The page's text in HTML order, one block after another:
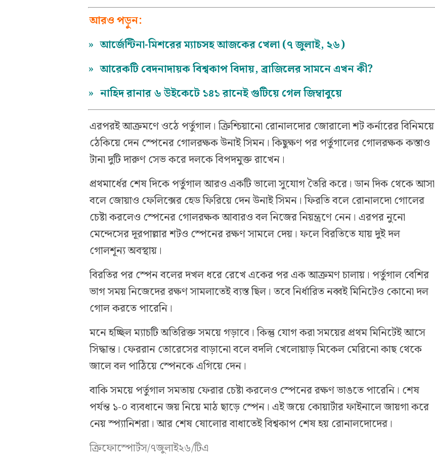
আরও পড়ুন:
» আর্জেন্টিনা-মিশরের ম্যাচসহ আজকের খেলা (৭ জুলাই, ২৬)
» আরেকটি বেদনাদায়ক বিশ্বকাপ বিদায়, ব্রাজিলের সামনে এখন কী?
» নাহিদ রানার ৬ উইকেটে ১৪১ রানেই গুটিয়ে গেল জিম্বাবুয়ে
এরপরই আক্রমণে ওঠে পর্তুগাল। ক্রিশ্চিয়ানো রোনালদোর জোরালো শট কর্নারের বিনিময়ে
ঠেকিয়ে দেন স্পেনের গোলরক্ষক উনাই সিমন। কিছুক্ষণ পর পর্তুগালের গোলরক্ষক কস্তাও
টানা দুটি দারুণ সেভ করে দলকে বিপদমুক্ত রাখেন।
প্রথমার্ধের শেষ দিকে পর্তুগাল আরও একটি ভালো সুযোগ তৈরি করে। ডান দিক থেকে আসা
বলে জোয়াও ফেলিক্সের হেড ফিরিয়ে দেন উনাই সিমন। ফিরতি বলে রোনালদো গোলের
চেষ্টা করলেও স্পেনের গোলরক্ষক আবারও বল নিজের নিয়ন্ত্রণে নেন। এরপর নুনো
মেন্দেসের দূরপাল্লার শটও স্পেনের রক্ষণ সামলে দেয়। ফলে বিরতিতে যায় দুই দল
গোলশূন্য অবস্থায়।
বিরতির পর স্পেন বলের দখল ধরে রেখে একের পর এক আক্রমণ চালায়। পর্তুগাল বেশির
ভাগ সময় নিজেদের রক্ষণ সামলাতেই ব্যস্ত ছিল। তবে নির্ধারিত নব্বই মিনিটেও কোনো দল
গোল করতে পারেনি।
মনে হচ্ছিল ম্যাচটি অতিরিক্ত সময়ে গড়াবে। কিন্তু যোগ করা সময়ের প্রথম মিনিটেই আসে
সিদ্ধান্ত। ফেররান তোরেসের বাড়ানো বলে বদলি খেলোয়াড় মিকেল মেরিনো কাছ থেকে
জালে বল পাঠিয়ে স্পেনকে এগিয়ে দেন।
বাকি সময়ে পর্তুগাল সমতায় ফেরার চেষ্টা করলেও স্পেনের রক্ষণ ভাঙতে পারেনি। শেষ
পর্যন্ত ১-০ ব্যবধানে জয় নিয়ে মাঠ ছাড়ে স্পেন। এই জয়ে কোয়ার্টার ফাইনালে জায়গা করে
নেয় স্প্যানিশরা। আর শেষ ষোলোর বাধাতেই বিশ্বকাপ শেষ হয় রোনালদোদের।
ক্রিফোস্পোর্টস/৭জুলাই২৬/টিএ